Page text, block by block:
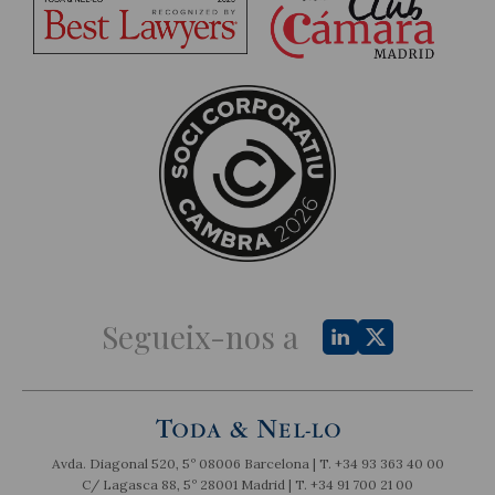
Segueix-nos a
Avda. Diagonal 520, 5º 08006 Barcelona | T. +34 93 363 40 00
C/ Lagasca 88, 5º 28001 Madrid | T. +34 91 700 21 00